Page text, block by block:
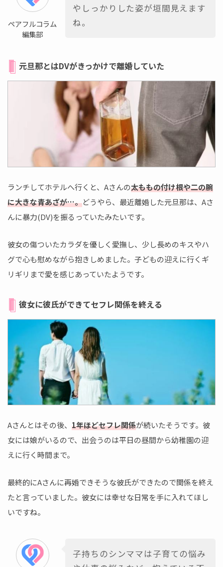
ペアフルコラム
編集部
やしっかりした姿が垣間見えます
ね。
元旦那とはDVがきっかけで離婚していた
ランチしてホテルへ行くと、Aさんの太ももの付け根や二の腕
に大きな青あざが…。どうやら、最近離婚した元旦那は、Aさ
んに暴力(DV)を振るっていたみたいです。
彼女の傷ついたカラダを優しく愛撫し、少し長めのキスやハ
グで心も慰めながら抱きしめました。子どもの迎えに行くギ
リギリまで愛を感じあっていたようです。
彼女に彼氏ができてセフレ関係を終える
Aさんとはその後、 1年ほどセフレ関係が続いたそうです。彼
女には娘がいるので、出会うのは平日の昼間から幼稚園の迎
えに行く時間まで。
最終的にAさんに再婚できそうな彼氏ができたので関係を終え
たと言っていました。彼女には幸せな日常を手に入れてほし
いですね。
子持ちのシンママは子育ての悩み